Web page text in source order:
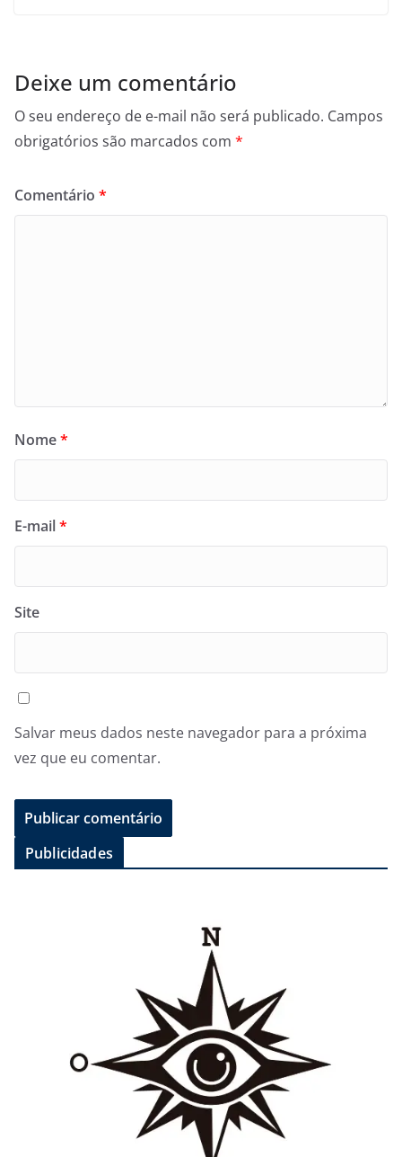
Deixe um comentário
O seu endereço de e-mail não será publicado. Campos
obrigatórios são marcados com *
Comentário *
Nome*
E-mail*
Site
Salvar meus dados neste navegador para a próxima
vez que eu comentar.
Publicidades